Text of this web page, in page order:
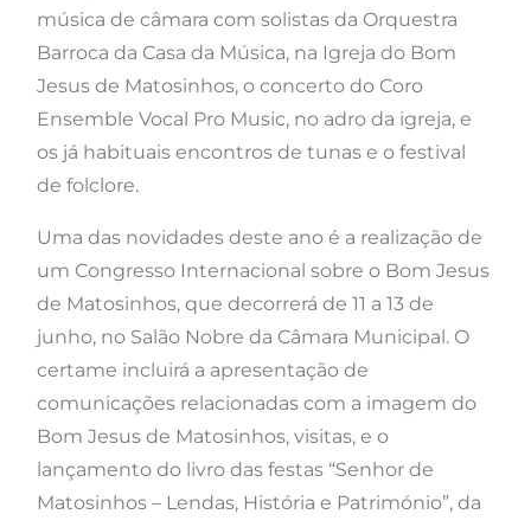
música de câmara com solistas da Orquestra
Barroca da Casa da Música, na Igreja do Bom
Jesus de Matosinhos, o concerto do Coro
Ensemble Vocal Pro Music, no adro da igreja, e
os já habituais encontros de tunas e o festival
de folclore.
Uma das novidades deste ano é a realização de
um Congresso Internacional sobre o Bom Jesus
de Matosinhos, que decorrerá de 11 a 13 de
junho, no Salão Nobre da Câmara Municipal. O
certame incluirá a apresentação de
comunicações relacionadas com a imagem do
Bom Jesus de Matosinhos, visitas, e o
lançamento do livro das festas “Senhor de
Matosinhos – Lendas, História e Património”, da